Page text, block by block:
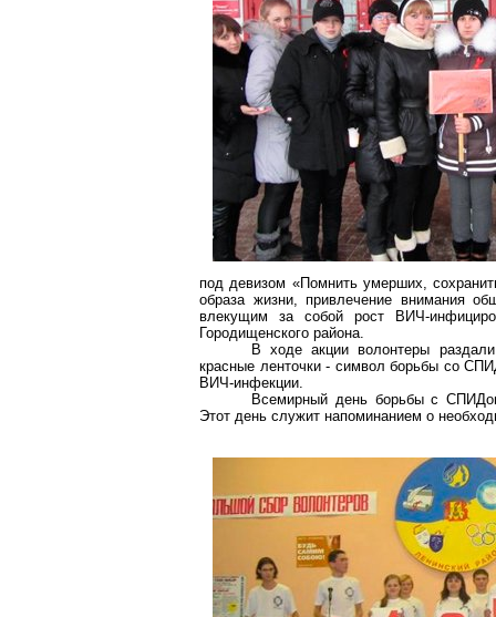
под девизом «Помнить умерших,
образа жизни, привлечение внимания
влекущим за собой рост ВИЧ-
Городищенского района.
В ходе акции волонтеры
красные ленточки - символ борьбы со
ВИЧ-инфекции.
Всемирный день борьбы с
Этот день служит напоминанием о